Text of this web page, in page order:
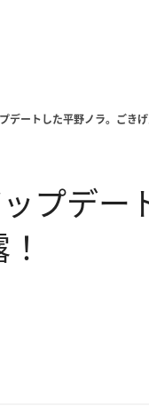
デートした平野ノラ。ごきげ
プデー